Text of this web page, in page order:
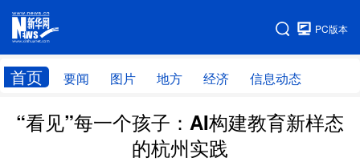
PC版本
首页 要闻 图片 地方 经济 信息动态
网站地图
首页 学习进行时
“看见”每一个孩子：AI构建教育新样态
的杭州实践